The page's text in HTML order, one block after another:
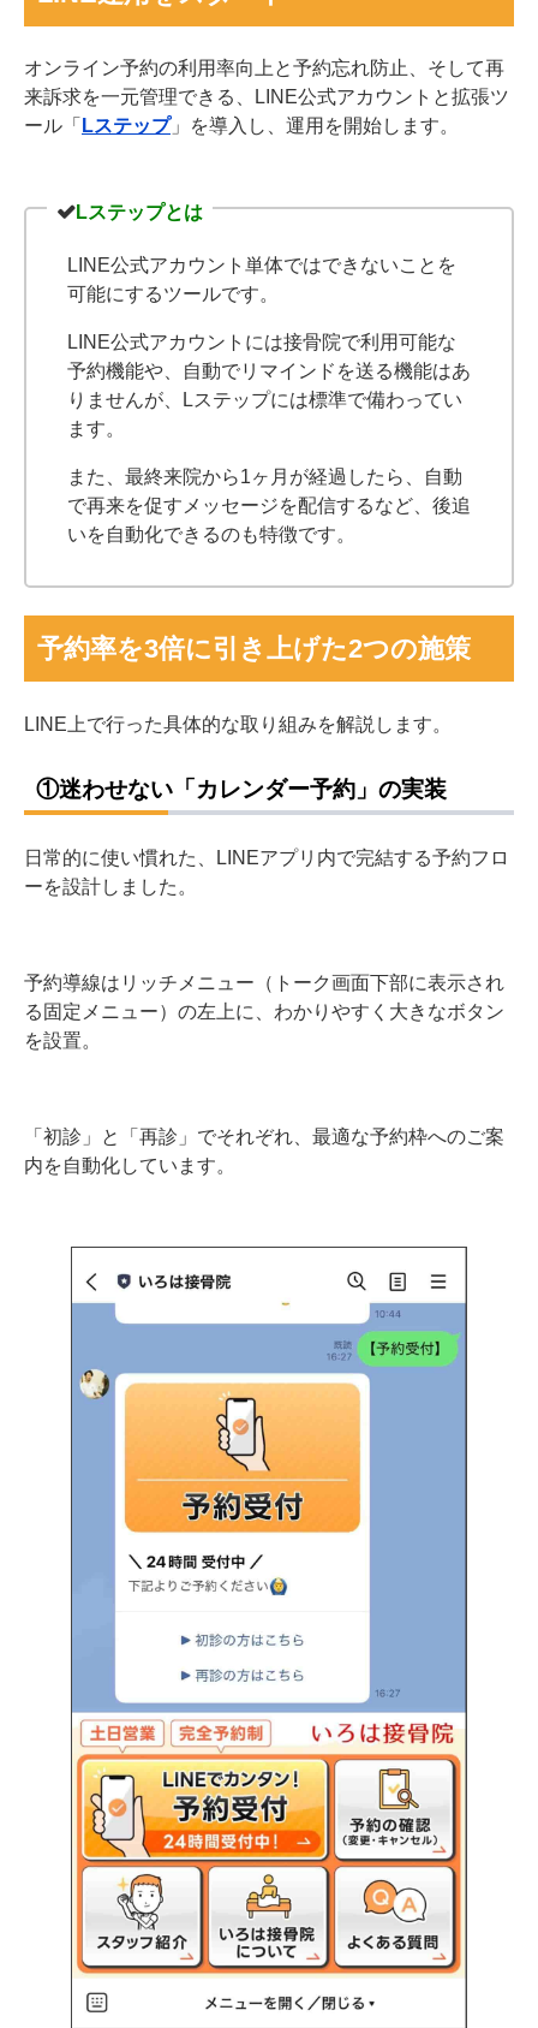
オンライン予約の利用率向上と予約忘れ防止、そして再
来訴求を一元管理できる、LINE公式アカウントと拡張ツ
ール「 Lステップ」を導入し、運用を開始します。
Lステップとは
LINE公式アカウント単体ではできないことを
可能にするツールです。
LINE公式アカウントには接骨院で利用可能な
予約機能や、自動でリマインドを送る機能はあ
りませんが、Lステップには標準で備わってい
ます。
また、最終来院から1ヶ月が経過したら、自動
で再来を促すメッセージを配信するなど、後追
いを自動化できるのも特徴です。
予約率を3倍に引き上げた2つの施策
LINE上で行った具体的な取り組みを解説します。
①迷わせない「カレンダー予約」の実装
日常的に使い慣れた、LINEアプリ内で完結する予約フロ
ーを設計しました。
予約導線はリッチメニュー（トーク画面下部に表示され
る固定メニュー）の左上に、わかりやすく大きなボタン
を設置。
「初診」と「再診」でそれぞれ、最適な予約枠へのご案
内を自動化しています。